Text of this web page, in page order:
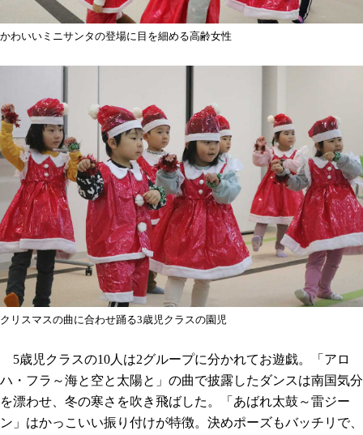
かわいいミニサンタの登場に目を細める高齢女性
クリスマスの曲に合わせ踊る3歳児クラスの園児
5歳児クラスの10人は2グループに分かれてお遊戯。「アロ
ハ・フラ～海と空と太陽と」の曲で披露したダンスは南国気分
を漂わせ、冬の寒さを吹き飛ばした。「あばれ太鼓～雷ジー
ン」はかっこいい振り付けが特徴。決めポーズもバッチリで、